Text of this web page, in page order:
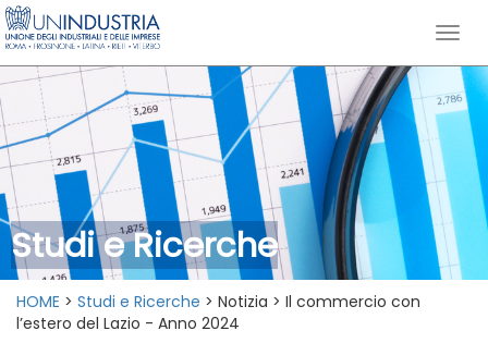
Studi e Ricerche
HOME > Studi e Ricerche > Notizia > Il commercio con
l’estero del Lazio - Anno 2024